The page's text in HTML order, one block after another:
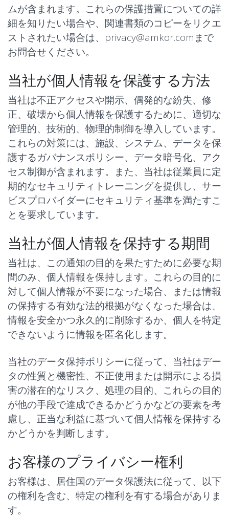
ムが含まれます。これらの保護措置についての詳
細を知りたい場合や、関連書類のコピーをリクエ
ストされたい場合は、 privacy@amkor.comまで
お問合せください。
当社が個人情報を保護する方法
当社は不正アクセスや開示、偶発的な紛失、修
正、破壊から個人情報を保護するために、適切な
管理的、技術的、物理的制御を導入しています。
これらの対策には、施設、システム、データを保
護するガバナンスポリシー、データ暗号化、アク
セス制御が含まれます。また、当社は従業員に定
期的なセキュリティトレーニングを提供し、サー
ビスプロバイダーにセキュリティ基準を満たすこ
とを要求しています。
当社が個人情報を保持する期間
当社は、この通知の目的を果たすために必要な期
間のみ、個人情報を保持します。これらの目的に
対して個人情報が不要になった場合、または情報
の保持する有効な法的根拠がなくなった場合は、
情報を安全かつ永久的に削除するか、個人を特定
できないように情報を匿名化します。
当社のデータ保持ポリシーに従って、当社はデー
タの性質と機密性、不正使用または開示による損
害の潜在的なリスク、処理の目的、これらの目的
が他の手段で達成できるかどうかなどの要素を考
慮し、正当な利益に基づいて個人情報を保持する
かどうかを判断します。
お客様のプライバシー権利
お客様は、居住国のデータ保護法に従って、以下
の権利を含む、特定の権利を有する場合がありま
す。